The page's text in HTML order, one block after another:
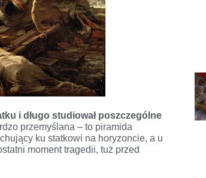
i długo studiował poszczególne
przemyślana – to piramida
ku statkowi na horyzoncie, a u
moment tragedii, tuż przed